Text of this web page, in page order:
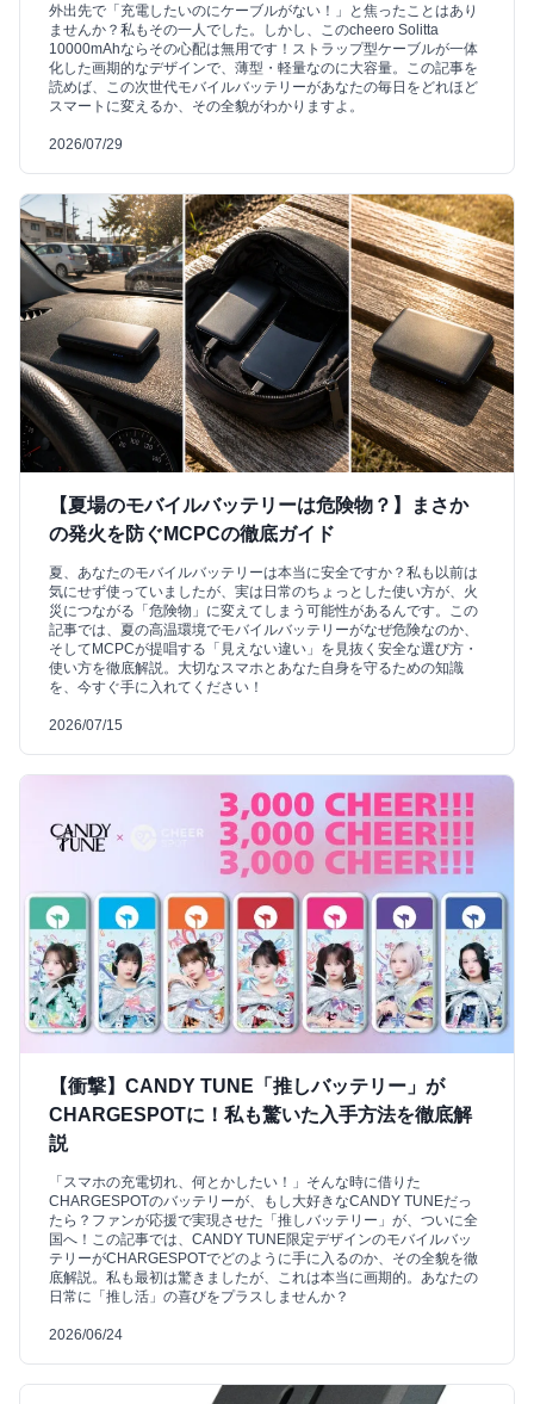
外出先で「充電したいのにケーブルがない！」と焦ったことはあり
ませんか？私もその一人でした。しかし、このcheero Solitta
10000mAhならその心配は無用です！ストラップ型ケーブルが一体
化した画期的なデザインで、薄型・軽量なのに大容量。この記事を
読めば、この次世代モバイルバッテリーがあなたの毎日をどれほど
スマートに変えるか、その全貌がわかりますよ。
2026/07/29
【夏場のモバイルバッテリーは危険物？】まさか
の発火を防ぐMCPCの徹底ガイド
夏、あなたのモバイルバッテリーは本当に安全ですか？私も以前は
気にせず使っていましたが、実は日常のちょっとした使い方が、火
災につながる「危険物」に変えてしまう可能性があるんです。この
記事では、夏の高温環境でモバイルバッテリーがなぜ危険なのか、
そしてMCPCが提唱する「見えない違い」を見抜く安全な選び方・
使い方を徹底解説。大切なスマホとあなた自身を守るための知識
を、今すぐ手に入れてください！
2026/07/15
【衝撃】CANDY TUNE「推しバッテリー」が
CHARGESPOTに！私も驚いた入手方法を徹底解
説
「スマホの充電切れ、何とかしたい！」そんな時に借りた
CHARGESPOTのバッテリーが、もし大好きなCANDY TUNEだっ
たら？ファンが応援で実現させた「推しバッテリー」が、ついに全
国へ！この記事では、CANDY TUNE限定デザインのモバイルバッ
テリーがCHARGESPOTでどのように手に入るのか、その全貌を徹
底解説。私も最初は驚きましたが、これは本当に画期的。あなたの
日常に「推し活」の喜びをプラスしませんか？
2026/06/24